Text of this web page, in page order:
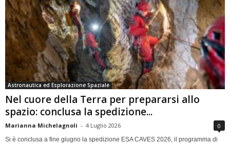
Astronautica ed Esplorazione Spaziale
Nel cuore della Terra per prepararsi allo
spazio: conclusa la spedizione...
Marianna Michelagnoli - 4 Luglio 2026 0
Si è conclusa a fine giugno la spedizione ESA CAVES 2026, il programma di